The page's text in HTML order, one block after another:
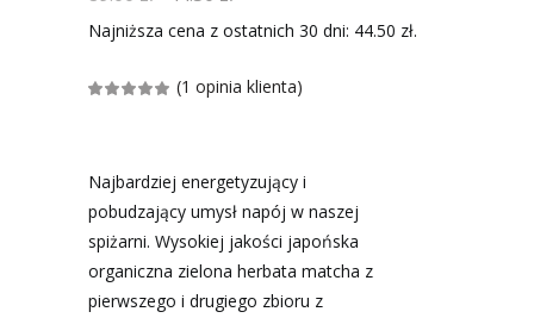
wynosiła:wynosi:
Najniższa cena z ostatnich 30 dni: 44.50 zł.
Oceniony
1
klienta
(1 opinia klienta)
Najbardziej energetyzujący i
pobudzający umysł napój w naszej
spiżarni. Wysokiej jakości japońska
organiczna zielona herbata matcha z
pierwszego i drugiego zbioru z